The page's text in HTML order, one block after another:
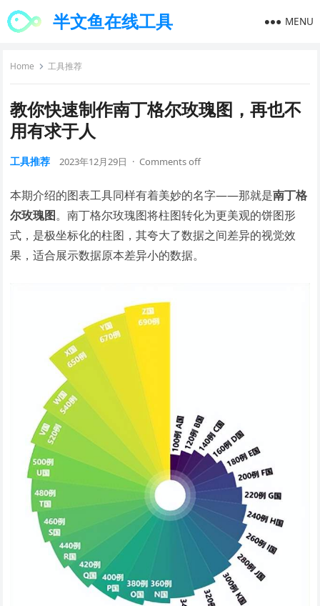
半文鱼在线工具 MENU
Home 工具推荐
教你快速制作南丁格尔玫瑰图，再也不
用有求于人
工具推荐 2023年12月29日 · Comments off
本期介绍的图表工具同样有着美妙的名字——那就是南丁格
尔玫瑰图。南丁格尔玫瑰图将柱图转化为更美观的饼图形
式，是极坐标化的柱图，其夸大了数据之间差异的视觉效
果，适合展示数据原本差异小的数据。